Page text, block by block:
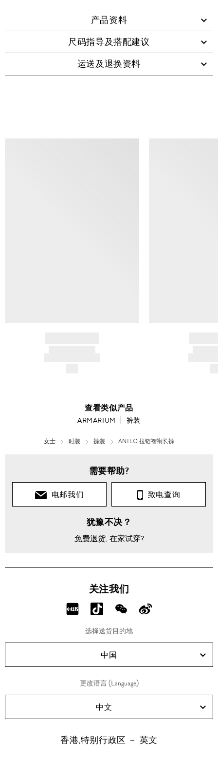
产品资料
尺码指导及搭配建议
运送及退换资料
查看类似产品
ARMARIUM 裤装
女士 时装 裤装 ANTEO 拉链褶裥长裤
需要帮助?
电邮我们 致电查询
犹豫不决？
免费退货, 在家试穿?
关注我们
分
RED!
分
享
Douyin!
分
享
WeChat!
分
Weibo!
选择送货目的地
中国
更改语言 (Language)
中文
香港,特别行政区 － 英文